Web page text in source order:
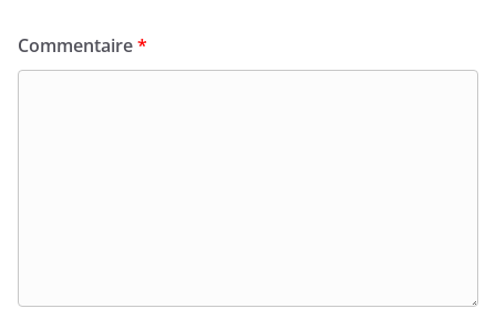
Commentaire*